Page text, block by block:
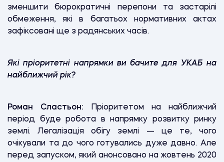
зменшити бюрократичні перепони та застарілі
обмеження, які в багатьох нормативних актах
зафіксовані ще з радянських часів.
Які пріоритетні напрямки ви бачите для УКАБ на
найближчий рік?
Роман Сластьон: Пріоритетом на найближчий
період буде робота в напрямку розвитку ринку
землі. Легалізація обігу землі — це те, чого
очікували та до чого готувались дуже давно. Але
перед запуском, який анонсовано на жовтень 2020